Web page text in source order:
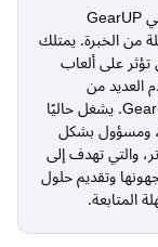
لوكاس هاريسون هو خبير ألعاب الكمبيوتر في GearUP
من الخبرة. يمتلك
على ألعاب
العديد من
الاقتراحات لتحسين إصدار الكمبيوتر من GearUP. يشغل حاليًا
منصب رئيس إنشاء المحتوى في GearUP، ومسؤول بشكل
والتي تهدف إلى
وتقديم حلول
المتابعة.